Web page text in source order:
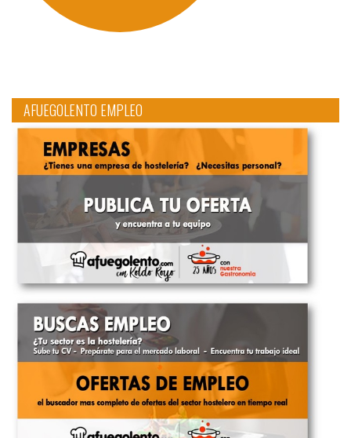
AFUEGOLENTO EMPLEO